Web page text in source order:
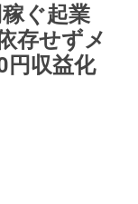
ぐ起業
存せずメ
円収益化